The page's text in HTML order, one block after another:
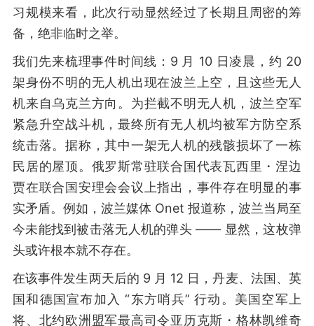
习规模来看，此次行动显然经过了长期且周密的筹
备，绝非临时之举。
我们先来梳理事件时间线：9 月 10 日凌晨，约 20
架身份不明的无人机出现在波兰上空，且这些无人
机来自乌克兰方向。为拦截不明无人机，波兰空军
紧急升空战斗机，最终所有无人机均被军方防空系
统击落。据称，其中一架无人机的残骸损坏了一栋
民居的屋顶。俄罗斯常驻联合国代表瓦西里・涅边
贾在联合国安理会会议上指出，事件存在明显的事
实矛盾。例如，波兰媒体 Onet 报道称，波兰当局至
今未能找到被击落无人机的弹头 —— 显然，这枚弹
头或许根本就不存在。
在该事件发生两天后的 9 月 12 日，丹麦、法国、英
国和德国宣布加入 “东方哨兵” 行动。美国空军上
将、北约欧洲盟军最高司令亚历克斯・格林凯维奇